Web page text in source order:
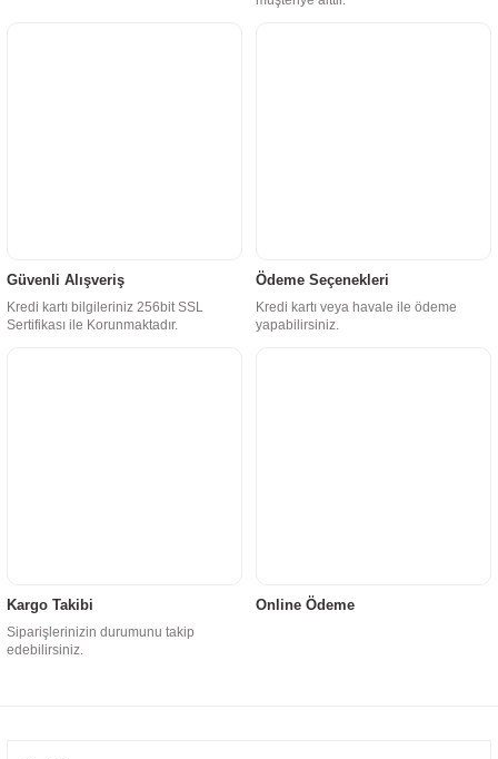
Güvenli Alışveriş
Kredi kartı bilgileriniz 256bit SSL
Sertifikası ile Korunmaktadır.
Ödeme Seçenekleri
Kredi kartı veya havale ile ödeme
yapabilirsiniz.
Kargo Takibi
Siparişlerinizin durumunu takip
edebilirsiniz.
Online Ödeme